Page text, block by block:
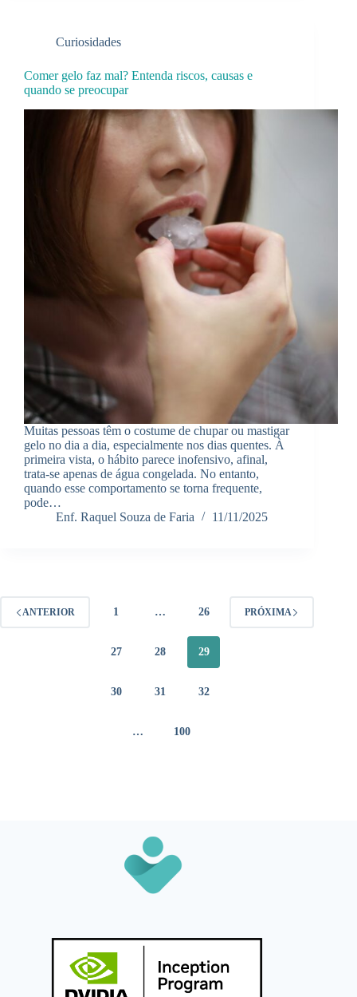
Curiosidades
Comer gelo faz mal? Entenda riscos, causas e
quando se preocupar
Muitas pessoas têm o costume de chupar ou mastigar
gelo no dia a dia, especialmente nos dias quentes. À
primeira vista, o hábito parece inofensivo, afinal,
trata-se apenas de água congelada. No entanto,
quando esse comportamento se torna frequente,
pode…
Enf. Raquel Souza de Faria
11/11/2025
ANTERIOR 1 … 26
27 28 29
30 31 32
… 100
PRÓXIMA